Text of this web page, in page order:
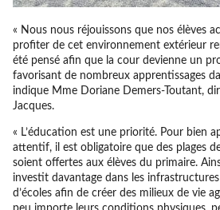
« Nous nous réjouissons que nos élèves
profiter de cet environnement extérieur
été pensé afin que la cour devienne un
favorisant de nombreux apprentissages
indique Mme Doriane Demers-Toutant,
Jacques.
« L’éducation est une priorité. Pour bien
attentif, il est obligatoire que des plages
soient offertes aux élèves du primaire.
investit davantage dans les
d’écoles afin de créer des milieux de vie